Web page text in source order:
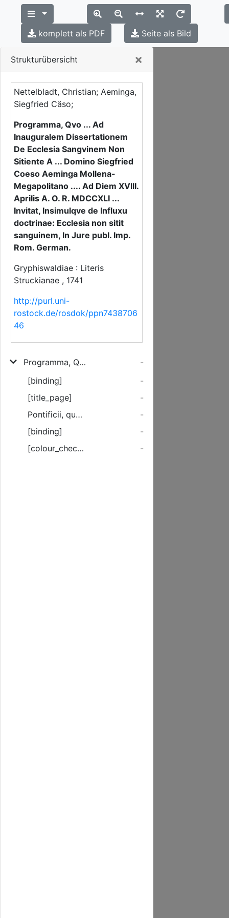
Strukturübersicht ×
Nettelbladt, Christian; Aeminga,
Siegfried Cäso;
Programma, Qvo ... Ad
Inauguralem Dissertationem
De Ecclesia Sangvinem Non
Sitiente A ... Domino Siegfried
Coeso Aeminga Mollena-
Megapolitano .... Ad Diem XVIII.
Aprilis A. O. R. MDCCXLI ...
Invitat, Insimulqve de Influxu
doctrinae: Ecclesia non sitit
sanguinem, In Jure publ. Imp.
Rom. German.
Gryphiswaldiae : Literis
Struckianae , 1741
http://purl.uni-
rostock.de/rosdok/ppn7438706
46
Programma, Qvo ... Ad Inauguralem Dissertationem De Ecclesia Sangvinem Non Sitiente A ... Domino Siegfried Coeso Aeminga Mollena-Megapolitano .... Ad Diem XVIII. Aprilis A. O. R. MDCCXLI ... Invitat, Insimulqve de Influxu doctrinae: Ecclesia non sitit sanguinem, In Jure publ. Imp. Rom. German.
-
[binding]
-
[title_page]
-
Pontificii, quod vocant, juris ...
-
[binding]
-
[colour_checker]
-
komplett als PDF Seite als Bild